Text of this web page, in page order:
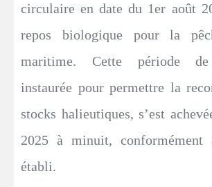
circulaire en date du 1er août
repos biologique pour la
maritime. Cette période de
instaurée pour permettre la
stocks halieutiques, s’est
2025 à minuit, conformément
établi.